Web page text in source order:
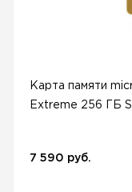
Карта памяти
Extreme 256 ГБ
7 590 руб.